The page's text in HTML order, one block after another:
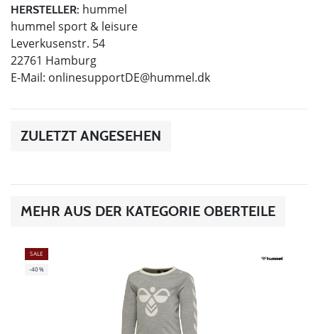
HERSTELLER: hummel
hummel sport & leisure
Leverkusenstr. 54
22761 Hamburg
E-Mail: onlinesupportDE@hummel.dk
ZULETZT ANGESEHEN
MEHR AUS DER KATEGORIE OBERTEILE
SALE
-40%